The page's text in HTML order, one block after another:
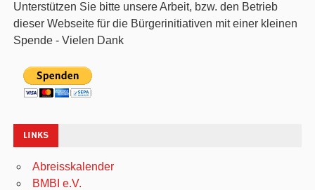
Unterstützen Sie bitte unsere Arbeit, bzw. den Betrieb
dieser Webseite für die Bürgerinitiativen mit einer kleinen
Spende - Vielen Dank
LINKS
Abreisskalender
BMBI e.V.